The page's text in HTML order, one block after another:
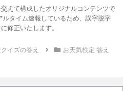
えて構成したオリジナルコンテンツで
タイム速報しているため、誤字脱字
修正いたします。
イズの答え お天気検定 答え